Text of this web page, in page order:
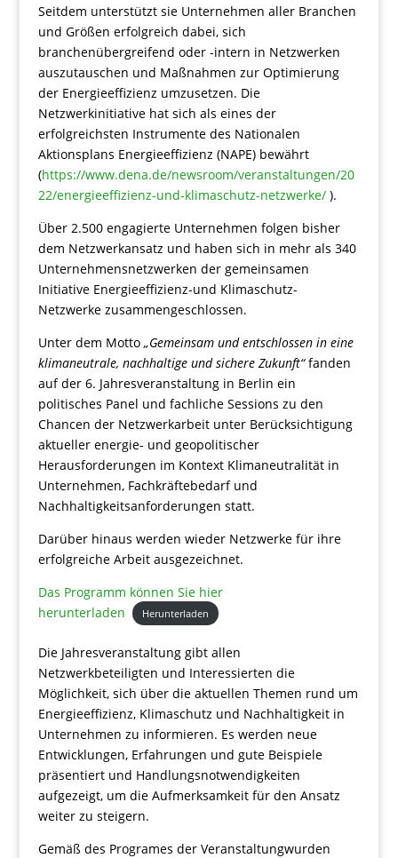
Seitdem unterstützt sie Unternehmen aller Branchen
und Größen erfolgreich dabei, sich
branchenübergreifend oder -intern in Netzwerken
auszutauschen und Maßnahmen zur Optimierung
der Energieeffizienz umzusetzen. Die
Netzwerkinitiative hat sich als eines der
erfolgreichsten Instrumente des Nationalen
Aktionsplans Energieeffizienz (NAPE) bewährt
(https://www.dena.de/newsroom/veranstaltungen/20
22/energieeffizienz-und-klimaschutz-netzwerke/).
Über 2.500 engagierte Unternehmen folgen bisher
dem Netzwerkansatz und haben sich in mehr als 340
Unternehmensnetzwerken der gemeinsamen
Initiative Energieeffizienz-und Klimaschutz-
Netzwerke zusammengeschlossen.
Unter dem Motto „Gemeinsam und entschlossen in eine
klimaneutrale, nachhaltige und sichere Zukunft“fanden
auf der 6. Jahresveranstaltung in Berlin ein
politisches Panel und fachliche Sessions zu den
Chancen der Netzwerkarbeit unter Berücksichtigung
aktueller energie- und geopolitischer
Herausforderungen im Kontext Klimaneutralität in
Unternehmen, Fachkräftebedarf und
Nachhaltigkeitsanforderungen statt.
Darüber hinaus werden wieder Netzwerke für ihre
erfolgreiche Arbeit ausgezeichnet.
Das Programm können Sie hier
herunterladen
Herunterladen
Die Jahresveranstaltung gibt allen
Netzwerkbeteiligten und Interessierten die
Möglichkeit, sich über die aktuellen Themen rund um
Energieeffizienz, Klimaschutz und Nachhaltigkeit in
Unternehmen zu informieren. Es werden neue
Entwicklungen, Erfahrungen und gute Beispiele
präsentiert und Handlungsnotwendigkeiten
aufgezeigt, um die Aufmerksamkeit für den Ansatz
weiter zu steigern.
Gemäß des Programes der Veranstaltungwurden